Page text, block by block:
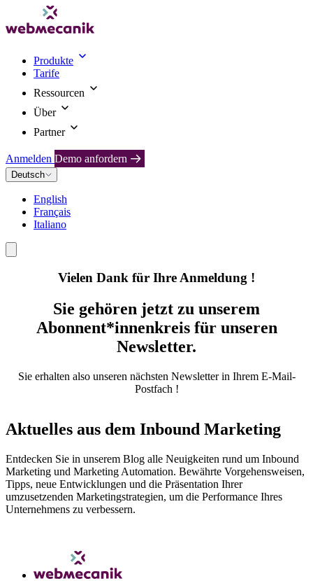
Produkte
Tarife
Ressourcen
Über
Partner
Anmelden Demo anfordern
Deutsch
English
Français
Italiano
Vielen Dank für Ihre Anmeldung !
Sie gehören jetzt zu unserem
Abonnent*innenkreis für unseren
Newsletter.
Sie erhalten also unseren nächsten Newsletter in Ihrem E-Mail-
Postfach !
Aktuelles aus dem Inbound Marketing
Entdecken Sie in unserem Blog alle Neuigkeiten rund um Inbound
Marketing und Marketing Automation. Bewährte Vorgehensweisen,
Tipps, neue Entwicklungen und die Präsentation Ihrer
umzusetzenden Marketingstrategien, um die Performance Ihres
Unternehmens zu verbessern.